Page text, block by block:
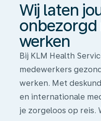
Wij laten
onbezorgd
werken
Bij KLM Health
medewerkers
werken. Met
en internationale
je zorgeloos op reis.